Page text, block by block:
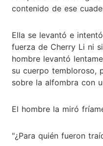
contenido de ese
Ella se levantó e
fuerza de Cherry Li ni
hombre levantó
su cuerpo tembloroso,
sobre la alfombra con
El hombre la miró
"¿Para quién fueron